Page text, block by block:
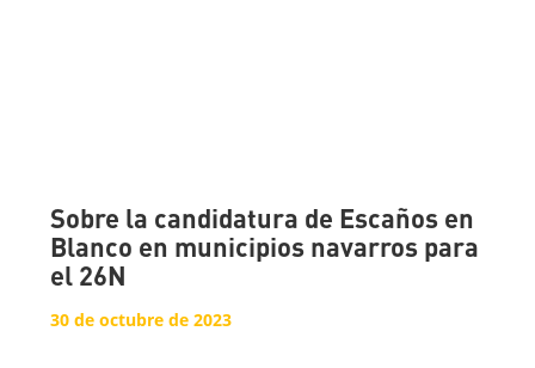
Sobre la candidatura de Escaños en
Blanco en municipios navarros para
el 26N
30 de octubre de 2023